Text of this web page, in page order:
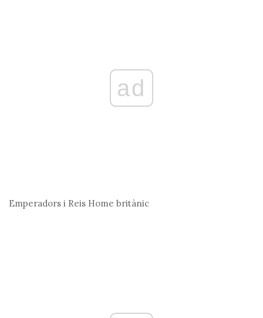
ad
Emperadors i Reis Home britànic